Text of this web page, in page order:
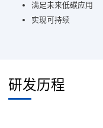
满足未来低碳应用
实现可持续
研发历程